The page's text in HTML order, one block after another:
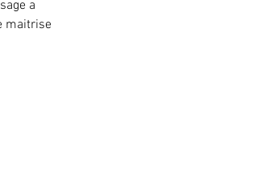
a
maitrise